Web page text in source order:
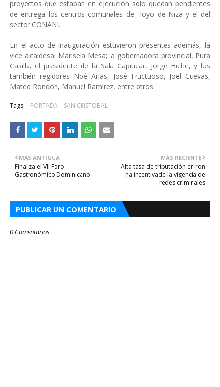
proyectos que estaban en ejecución solo quedan pendientes
de entrega los centros comunales de Hoyo de Niza y el del
sector CONANI.
En el acto de inauguración estuvieron presentes además, la
vice alcaldesa, Marisela Mesa; la gobernadora provincial, Pura
Casilla; el presidente de la Sala Capitular, Jorge Hiche, y los
también regidores Noé Arias, José Fructuoso, Joel Cuevas,
Mateo Rondón, Manuel Ramírez, entre otros.
Tags: PORTADA SAN CRISTOBAL
MÁS RECIENTE
Alta tasa de tributación en ron
ha incentivado la vigencia de
redes criminales
MÁS ANTIGUA
Finaliza el VII Foro
Gastronómico Dominicano
PUBLICAR UN COMENTARIO
0 Comentarios